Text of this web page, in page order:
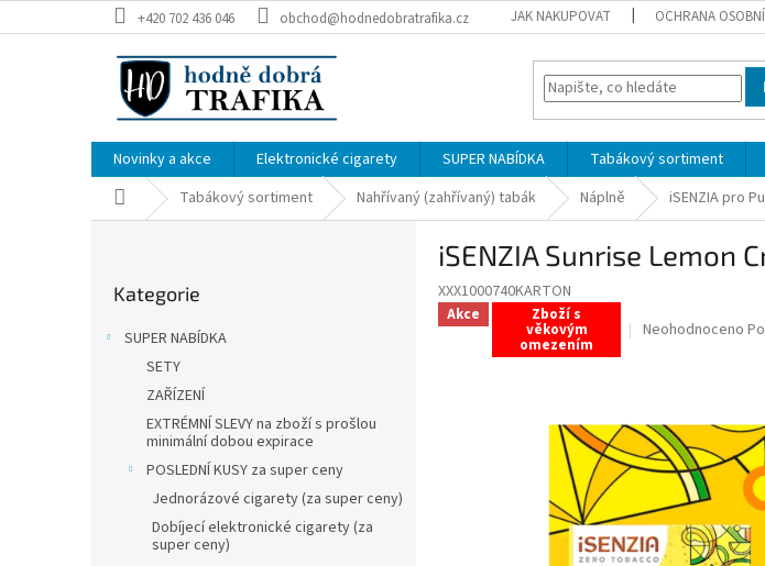
na
+420 702 436 046 obchod@hodnedobratrafika.cz JAK NAKUPOVAT OCHRANA
Novinky a akce Elektronické cigarety SUPER NABÍDKA Tabákový sortiment
Domů Tabákový sortiment Nahřívaný (zahřívaný) tabák Náplně iSENZIA pro
kategorie
Kategorie
SUPER NABÍDKA
SETY
ZAŘÍZENÍ
EXTRÉMNÍ SLEVY na zboží s prošlou
minimální dobou expirace
POSLEDNÍ KUSY za super ceny
Jednorázové cigarety (za super ceny)
Dobíjecí elektronické cigarety (za
super ceny)
iSENZIA Sunrise Lemon
XXX1000740KARTON
Akce Zboží s
věkovým
omezením
Průměrné
z
5
hvězdiček.
Neohodnoceno